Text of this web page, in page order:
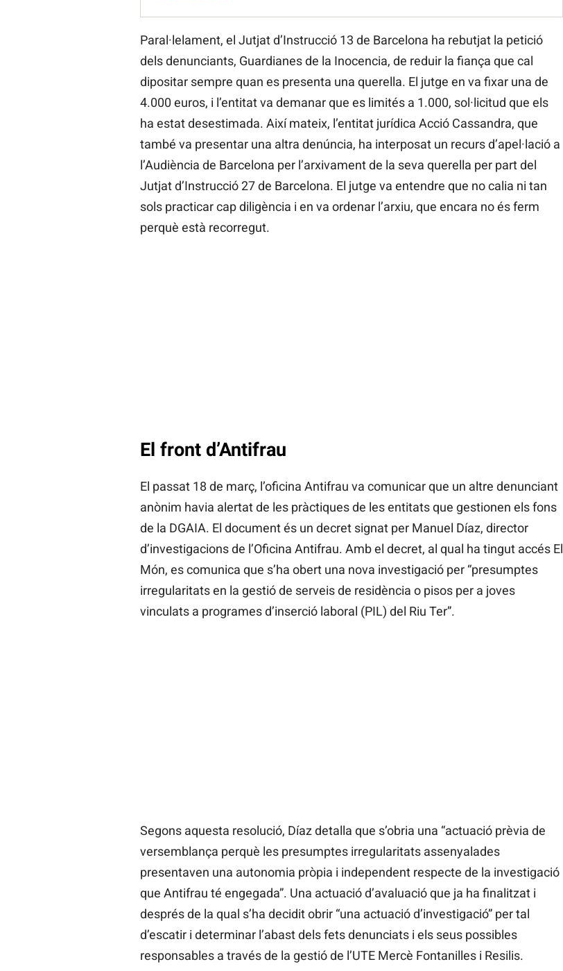
Paral·lelament, el Jutjat d’Instrucció 13 de Barcelona ha rebutjat la petició
dels denunciants, Guardianes de la Inocencia, de reduir la fiança que cal
dipositar sempre quan es presenta una querella. El jutge en va fixar una de
4.000 euros, i l’entitat va demanar que es limités a 1.000, sol·licitud que els
ha estat desestimada. Així mateix, l’entitat jurídica Acció Cassandra, que
també va presentar una altra denúncia, ha interposat un recurs d’apel·lació a
l’Audiència de Barcelona per l’arxivament de la seva querella per part del
Jutjat d’Instrucció 27 de Barcelona. El jutge va entendre que no calia ni tan
sols practicar cap diligència i en va ordenar l’arxiu, que encara no és ferm
perquè està recorregut.
El front d’Antifrau
El passat 18 de març, l’oficina Antifrau va comunicar que un altre denunciant
anònim havia alertat de les pràctiques de les entitats que gestionen els fons
de la DGAIA. El document és un decret signat per Manuel Díaz, director
d’investigacions de l’Oficina Antifrau. Amb el decret, al qual ha tingut accés El
Món, es comunica que s’ha obert una nova investigació per “presumptes
irregularitats en la gestió de serveis de residència o pisos per a joves
vinculats a programes d’inserció laboral (PIL) del Riu Ter”.
Segons aquesta resolució, Díaz detalla que s’obria una “actuació prèvia de
versemblança perquè les presumptes irregularitats assenyalades
presentaven una autonomia pròpia i independent respecte de la investigació
que Antifrau té engegada”. Una actuació d’avaluació que ja ha finalitzat i
després de la qual s’ha decidit obrir “una actuació d’investigació” per tal
d’escatir i determinar l’abast dels fets denunciats i els seus possibles
responsables a través de la gestió de l’UTE Mercè Fontanilles i Resilis.